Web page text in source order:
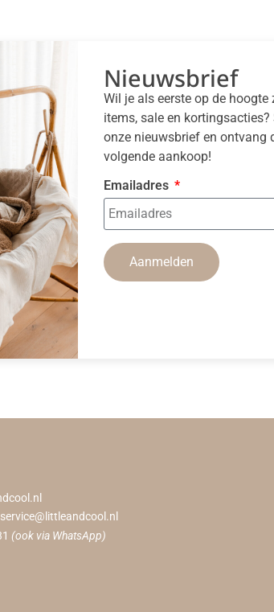
Nieuwsbrief
Wil je als eerste op de
items, sale en
onze nieuwsbrief en ontvang
volgende aankoop!
Emailadres
Aanmelden
(ook via WhatsApp)